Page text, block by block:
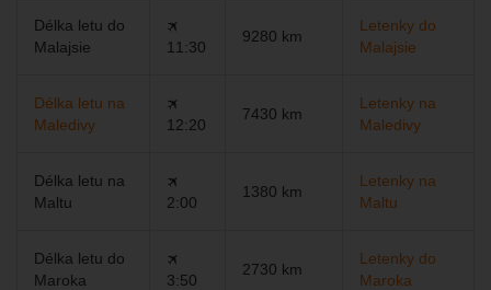
Délka letu do
Malajsie
🛪
11:30
9280 km
Letenky do
Malajsie
Délka letu na
Maledivy
🛪
12:20
7430 km
Letenky na
Maledivy
Délka letu na
Maltu
🛪
2:00
1380 km
Letenky na
Maltu
Délka letu do
Maroka
🛪
3:50
2730 km
Letenky do
Maroka